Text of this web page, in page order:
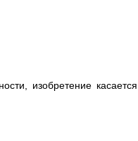
изобретение касается